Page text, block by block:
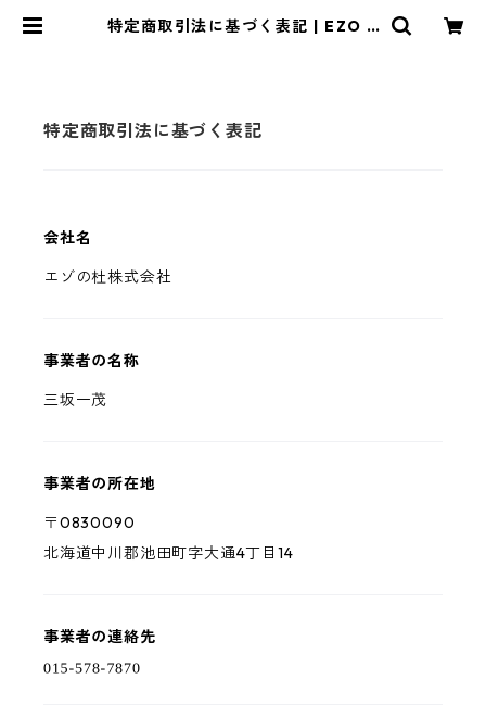
特定商取引法に基づく表記 | EZO N
特定商取引法に基づく表記
会社名
エゾの杜株式会社
事業者の名称
三坂一茂
事業者の所在地
〒0830090
北海道中川郡池田町字大通4丁目14
事業者の連絡先